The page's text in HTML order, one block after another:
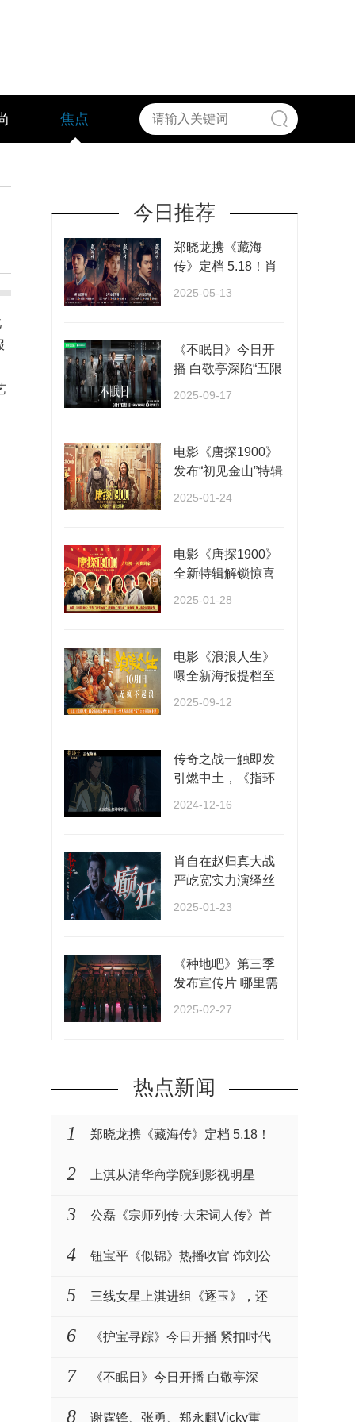
焦点
今日推荐
郑晓龙携《藏海
传》定档 5.18！肖
2025-05-13
《不眠日》今日开
播 白敬亭深陷“五限
2025-09-17
电影《唐探1900》
发布“初见金山”特辑
2025-01-24
电影《唐探1900》
全新特辑解锁惊喜
2025-01-28
电影《浪浪人生》
曝全新海报提档至
2025-09-12
传奇之战一触即发
引燃中土，《指环
2024-12-16
肖自在赵归真大战
严屹宽实力演绎丝
2025-01-23
《种地吧》第三季
发布宣传片 哪里需
2025-02-27
热点新闻
1 郑晓龙携《藏海传》定档 5.18！
肖战张婧仪演绎权谋与···
2 上淇从清华商学院到影视明星
3 公磊《宗师列传·大宋词人传》首
播 化身名相一同见···
4 钮宝平《似锦》热播收官 饰刘公
公衷心护主演技获赞
5 三线女星上淇进组《逐玉》，还
被赵樱子力挺
6 《护宝寻踪》今日开播 紧扣时代
主题致敬文保工作者
7 《不眠日》今日开播 白敬亭深
陷“五限循环”全员入局···
8 谢霆锋、张勇、郑永麒Vicky重